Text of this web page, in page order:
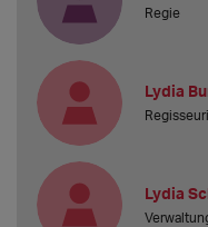
Regie
Lydia
Lydia